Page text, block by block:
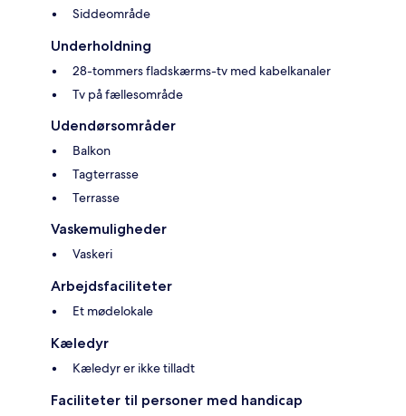
Siddeområde
Underholdning
28-tommers fladskærms-tv med kabelkanaler
Tv på fællesområde
Udendørsområder
Balkon
Tagterrasse
Terrasse
Vaskemuligheder
Vaskeri
Arbejdsfaciliteter
Et mødelokale
Kæledyr
Kæledyr er ikke tilladt
Faciliteter til personer med handicap